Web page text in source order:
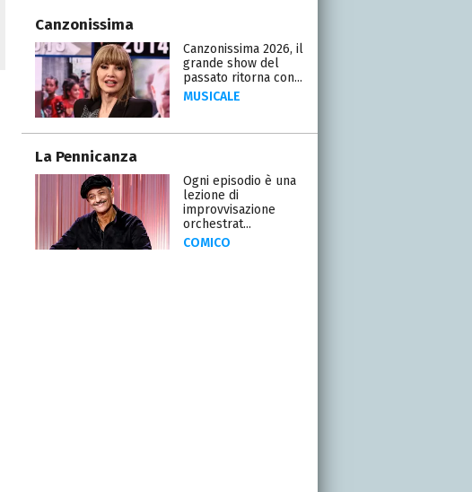
Canzonissima
Canzonissima 2026, il
grande show del
passato ritorna con...
MUSICALE
La Pennicanza
Ogni episodio è una
lezione di
improvvisazione
orchestrat...
COMICO